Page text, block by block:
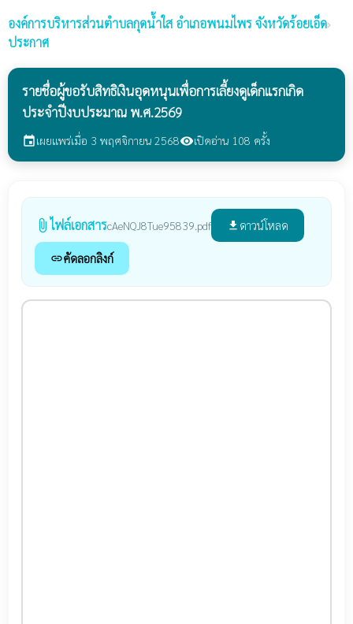
องค์การบริหารส่วนตำบลกุดน้ำใส อำเภอพนมไพร จังหวัดร้อยเอ็ด›
ประกาศ
รายชื่อผู้ขอรับสิทธิเงินอุดหนุนเพื่อการเลี้ยงดูเด็กแรกเกิด
ประจำปีงบประมาณ พ.ศ.2569
eventเผยแพร่เมื่อ 3 พฤศจิกายน 2568visibilityเปิดอ่าน 108 ครั้ง
attach_file ไฟล์เอกสารcAeNQJ8Tue95839.pdf file_download ดาวน์โหลด
linkคัดลอกลิงก์